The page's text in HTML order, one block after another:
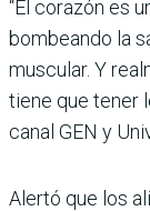
“El corazón es
bombeando la
mus­cular. Y
tiene que tener
canal GEN y
Alertó que los